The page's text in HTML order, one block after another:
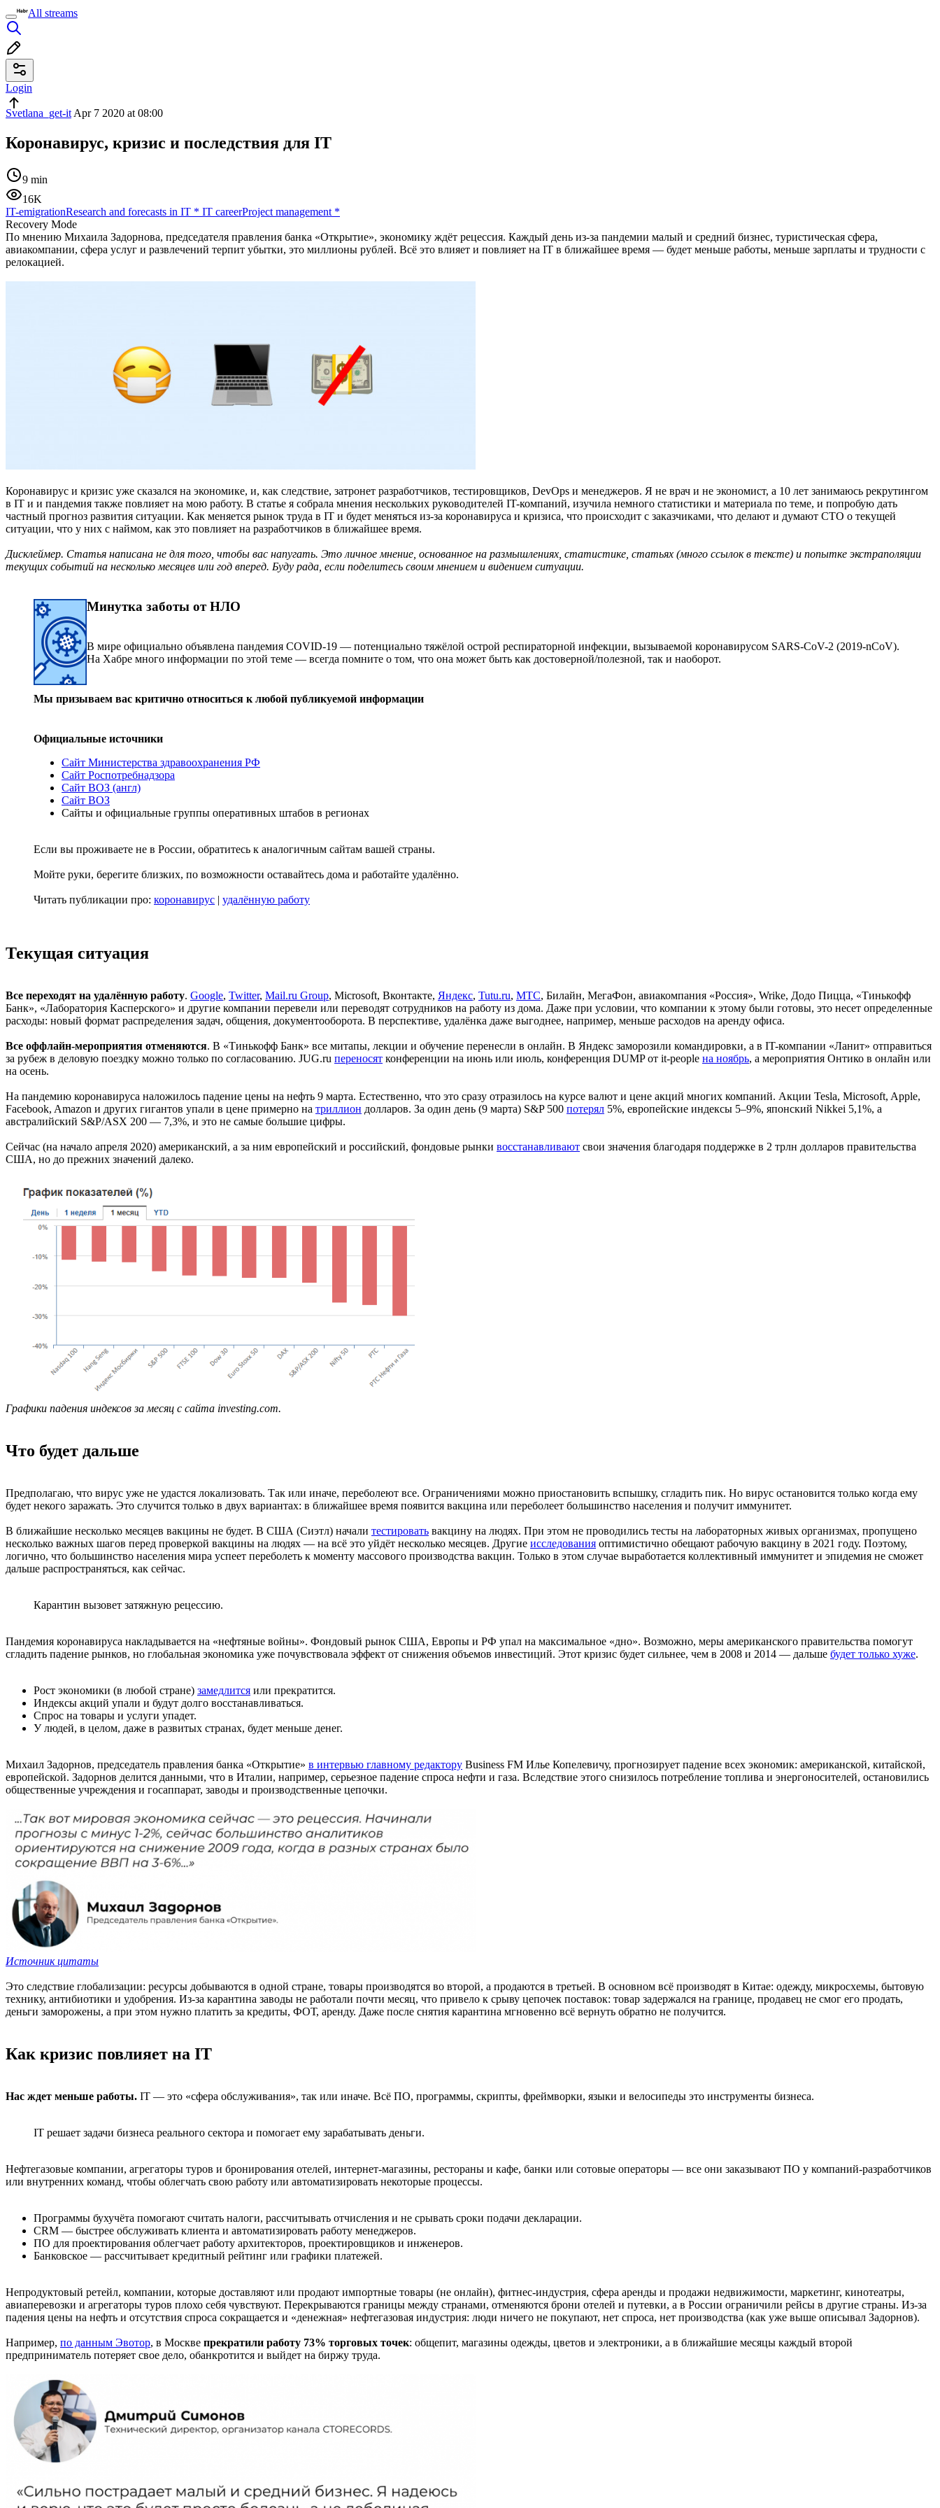
All streams
Login
Svetlana_get-it Apr 7 2020 at 08:00
Коронавирус, кризис и последствия для IT
9 min
16K
IT-emigrationResearch and forecasts in IT * IT careerProject management *
Recovery Mode
По мнению Михаила Задорнова, председателя правления банка «Открытие», экономику ждёт рецессия. Каждый день из-за пандемии малый и средний бизнес, туристическая сфера,
авиакомпании, сфера услуг и развлечений терпит убытки, это миллионы рублей. Всё это влияет и повлияет на IT в ближайшее время — будет меньше работы, меньше зарплаты и трудности с
релокацией.
Коронавирус и кризис уже сказался на экономике, и, как следствие, затронет разработчиков, тестировщиков, DevOps и менеджеров. Я не врач и не экономист, а 10 лет занимаюсь рекрутингом
в IT и и пандемия также повлияет на мою работу. В статье я собрала мнения нескольких руководителей IT-компаний, изучила немного статистики и материала по теме, и попробую дать
частный прогноз развития ситуации. Как меняется рынок труда в IT и будет меняться из-за коронавируса и кризиса, что происходит с заказчиками, что делают и думают CTO о текущей
ситуации, что у них с наймом, как это повлияет на разработчиков в ближайшее время.
Дисклеймер. Статья написана не для того, чтобы вас напугать. Это личное мнение, основанное на размышлениях, статистике, статьях (много ссылок в тексте) и попытке экстраполяции
текущих событий на несколько месяцев или год вперед. Буду рада, если поделитесь своим мнением и видением ситуации.
Минутка заботы от НЛО
В мире официально объявлена пандемия COVID-19 — потенциально тяжёлой острой респираторной инфекции, вызываемой коронавирусом SARS-CoV-2 (2019-nCoV).
На Хабре много информации по этой теме — всегда помните о том, что она может быть как достоверной/полезной, так и наоборот.
Мы призываем вас критично относиться к любой публикуемой информации
Официальные источники
Cайт Министерства здравоохранения РФ
Cайт Роспотребнадзора
Сайт ВОЗ (англ)
Сайт ВОЗ
Сайты и официальные группы оперативных штабов в регионах
Если вы проживаете не в России, обратитесь к аналогичным сайтам вашей страны.
Мойте руки, берегите близких, по возможности оставайтесь дома и работайте удалённо.
Читать публикации про: коронавирус | удалённую работу
Текущая ситуация
Все переходят на удалённую работу. Google, Twitter, Mail.ru Group, Microsoft, Вконтакте, Яндекс, Tutu.ru, МТС, Билайн, МегаФон, авиакомпания «Россия», Wrike, Додо Пицца, «Тинькофф
Банк», «Лаборатория Касперского» и другие компании перевели или переводят сотрудников на работу из дома. Даже при условии, что компании к этому были готовы, это несет определенные
расходы: новый формат распределения задач, общения, документооборота. В перспективе, удалёнка даже выгоднее, например, меньше расходов на аренду офиса.
Все оффлайн-мероприятия отменяются. В «Тинькофф Банк» все митапы, лекции и обучение перенесли в онлайн. В Яндекс заморозили командировки, а в IT-компании «Ланит» отправиться
за рубеж в деловую поездку можно только по согласованию. JUG.ru переносят конференции на июнь или июль, конференция DUMP от it-people на ноябрь, а мероприятия Онтико в онлайн или
на осень.
На пандемию коронавируса наложилось падение цены на нефть 9 марта. Естественно, что это сразу отразилось на курсе валют и цене акций многих компаний. Акции Tesla, Microsoft, Apple,
Facebook, Amazon и других гигантов упали в цене примерно на триллион долларов. За один день (9 марта) S&P 500 потерял 5%, европейские индексы 5–9%, японский Nikkei 5,1%, а
австралийский S&P/ASX 200 — 7,3%, и это не самые большие цифры.
Сейчас (на начало апреля 2020) американский, а за ним европейский и российский, фондовые рынки восстанавливают свои значения благодаря поддержке в 2 трлн долларов правительства
США, но до прежних значений далеко.
Графики падения индексов за месяц с сайта investing.com.
Что будет дальше
Предполагаю, что вирус уже не удастся локализовать. Так или иначе, переболеют все. Ограничениями можно приостановить вспышку, сгладить пик. Но вирус остановится только когда ему
будет некого заражать. Это случится только в двух вариантах: в ближайшее время появится вакцина или переболеет большинство населения и получит иммунитет.
В ближайшие несколько месяцев вакцины не будет. В США (Сиэтл) начали тестировать вакцину на людях. При этом не проводились тесты на лабораторных живых организмах, пропущено
несколько важных шагов перед проверкой вакцины на людях — на всё это уйдёт несколько месяцев. Другие исследования оптимистично обещают рабочую вакцину в 2021 году. Поэтому,
логично, что большинство населения мира успеет переболеть к моменту массового производства вакцин. Только в этом случае выработается коллективный иммунитет и эпидемия не сможет
дальше распространяться, как сейчас.
Карантин вызовет затяжную рецессию.
Пандемия коронавируса накладывается на «нефтяные войны». Фондовый рынок США, Европы и РФ упал на максимальное «дно». Возможно, меры американского правительства помогут
сгладить падение рынков, но глобальная экономика уже почувствовала эффект от снижения объемов инвестиций. Этот кризис будет сильнее, чем в 2008 и 2014 — дальше будет только хуже.
Рост экономики (в любой стране) замедлится или прекратится.
Индексы акций упали и будут долго восстанавливаться.
Спрос на товары и услуги упадет.
У людей, в целом, даже в развитых странах, будет меньше денег.
Михаил Задорнов, председатель правления банка «Открытие» в интервью главному редактору Business FM Илье Копелевичу, прогнозирует падение всех экономик: американской, китайской,
европейской. Задорнов делится данными, что в Италии, например, серьезное падение спроса нефти и газа. Вследствие этого снизилось потребление топлива и энергоносителей, остановились
общественные учреждения и госаппарат, заводы и производственные цепочки.
Источник цитаты
Это следствие глобализации: ресурсы добываются в одной стране, товары производятся во второй, а продаются в третьей. В основном всё производят в Китае: одежду, микросхемы, бытовую
технику, антибиотики и удобрения. Из-за карантина заводы не работали почти месяц, что привело к срыву цепочек поставок: товар задержался на границе, продавец не смог его продать,
деньги заморожены, а при этом нужно платить за кредиты, ФОТ, аренду. Даже после снятия карантина мгновенно всё вернуть обратно не получится.
Как кризис повлияет на IT
Нас ждет меньше работы. IT — это «сфера обслуживания», так или иначе. Всё ПО, программы, скрипты, фреймворки, языки и велосипеды это инструменты бизнеса.
IT решает задачи бизнеса реального сектора и помогает ему зарабатывать деньги.
Нефтегазовые компании, агрегаторы туров и бронирования отелей, интернет-магазины, рестораны и кафе, банки или сотовые операторы — все они заказывают ПО у компаний-разработчиков
или внутренних команд, чтобы облегчать свою работу или автоматизировать некоторые процессы.
Программы бухучёта помогают считать налоги, рассчитывать отчисления и не срывать сроки подачи декларации.
CRM — быстрее обслуживать клиента и автоматизировать работу менеджеров.
ПО для проектирования облегчает работу архитекторов, проектировщиков и инженеров.
Банковское — рассчитывает кредитный рейтинг или графики платежей.
Непродуктовый ретейл, компании, которые доставляют или продают импортные товары (не онлайн), фитнес-индустрия, сфера аренды и продажи недвижимости, маркетинг, кинотеатры,
авиаперевозки и агрегаторы туров плохо себя чувствуют. Перекрываются границы между странами, отменяются брони отелей и путевки, а в России ограничили рейсы в другие страны. Из-за
падения цены на нефть и отсутствия спроса сокращается и «денежная» нефтегазовая индустрия: люди ничего не покупают, нет спроса, нет производства (как уже выше описывал Задорнов).
Например, по данным Эвотор, в Москве прекратили работу 73% торговых точек: общепит, магазины одежды, цветов и электроники, а в ближайшие месяцы каждый второй
предприниматель потеряет свое дело, обанкротится и выйдет на биржу труда.